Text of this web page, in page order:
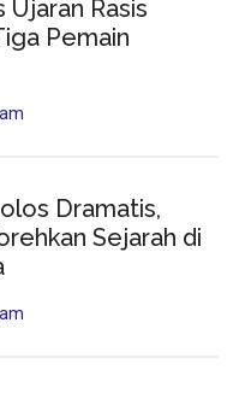
Ujaran Rasis
Pemain
Dramatis,
Sejarah di